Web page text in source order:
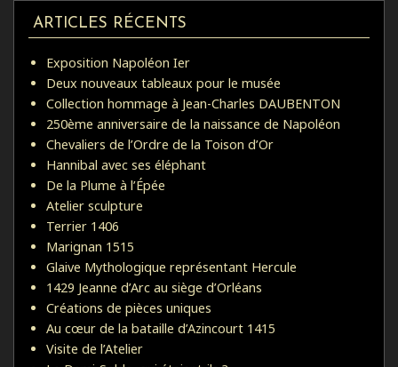
ARTICLES RÉCENTS
Exposition Napoléon Ier
Deux nouveaux tableaux pour le musée
Collection hommage à Jean-Charles DAUBENTON
250ème anniversaire de la naissance de Napoléon
Chevaliers de l’Ordre de la Toison d’Or
Hannibal avec ses éléphant
De la Plume à l’Épée
Atelier sculpture
Terrier 1406
Marignan 1515
Glaive Mythologique représentant Hercule
1429 Jeanne d’Arc au siège d’Orléans
Créations de pièces uniques
Au cœur de la bataille d’Azincourt 1415
Visite de l’Atelier